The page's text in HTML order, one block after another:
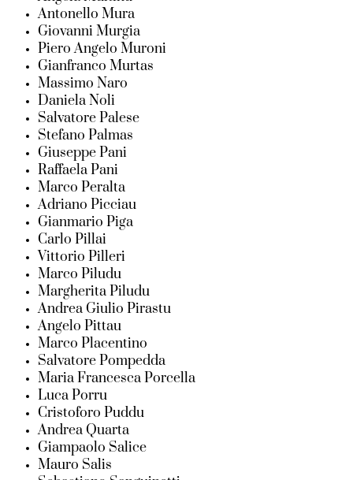
Antonello Mura
Giovanni Murgia
Piero Angelo Muroni
Gianfranco Murtas
Massimo Naro
Daniela Noli
Salvatore Palese
Stefano Palmas
Giuseppe Pani
Raffaela Pani
Marco Peralta
Adriano Picciau
Gianmario Piga
Carlo Pillai
Vittorio Pilleri
Marco Piludu
Margherita Piludu
Andrea Giulio Pirastu
Angelo Pittau
Marco Placentino
Salvatore Pompedda
Maria Francesca Porcella
Luca Porru
Cristoforo Puddu
Andrea Quarta
Giampaolo Salice
Mauro Salis